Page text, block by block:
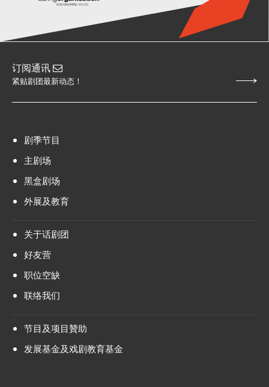
订阅通讯
紧贴剧团最新动态！
剧季节目
主剧场
黑盒剧场
外展及教育
关于话剧团
好友营
职位空缺
联络我们
节目及项目贊助
发展基金及戏剧教育基金